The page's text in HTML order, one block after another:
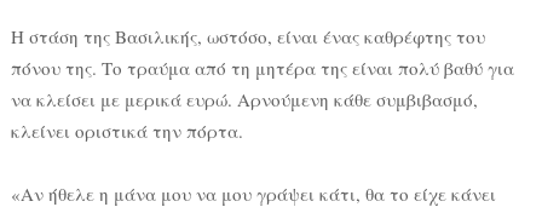
Η στάση της Βασιλικής, ωστόσο, είναι ένας καθρέφτης του
πόνου της. Το τραύμα από τη μητέρα της είναι πολύ βαθύ για
να κλείσει με μερικά ευρώ. Αρνούμενη κάθε συμβιβασμό,
κλείνει οριστικά την πόρτα.
«Αν ήθελε η μάνα μου να μου γράψει κάτι, θα το είχε κάνει